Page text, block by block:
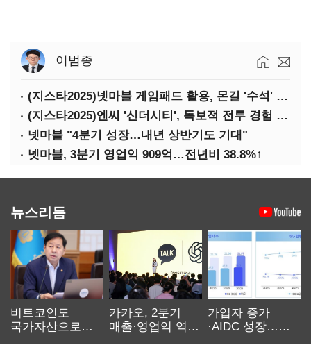
이범종
(지스타2025)넷마블 게임패드 활용, 몬길 '수석' 7대죄 '차석'
(지스타2025)엔씨 '신더시티', 독보적 전투 경험 필요
넷마블 "4분기 성장…내년 상반기도 기대"
넷마블, 3분기 영업익 909억…전년비 38.8%↑
뉴스리듬
비트코인도
국가자산으로…'
카카오, 2분기
매출·영업익 역대
가입자 증가
·AIDC 성장…